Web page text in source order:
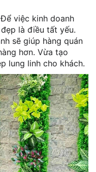
việc kinh doanh
là điều tất yếu.
sẽ giúp hàng quán
hơn. Vừa tạo
lung linh cho khách.